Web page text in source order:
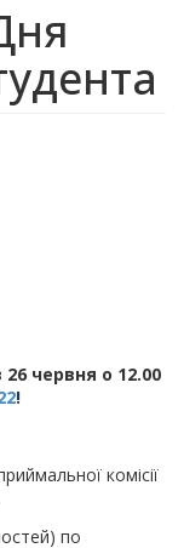
26 червня о 12.00
!
комісії
по